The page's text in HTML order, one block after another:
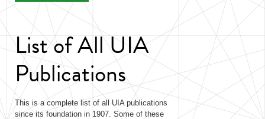
List of All UIA
Publications
This is a complete list of all UIA publications
since its foundation in 1907. Some of these